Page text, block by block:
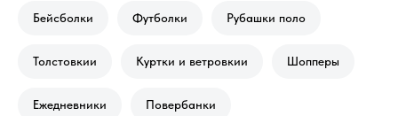
Бейсболки Футболки Рубашки поло
Толстовкии Куртки и ветровкии Шопперы
Ежедневники Повербанки